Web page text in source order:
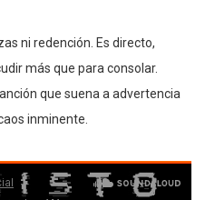
ni redención. Es directo,
más que para consolar.
que suena a advertencia
inminente.